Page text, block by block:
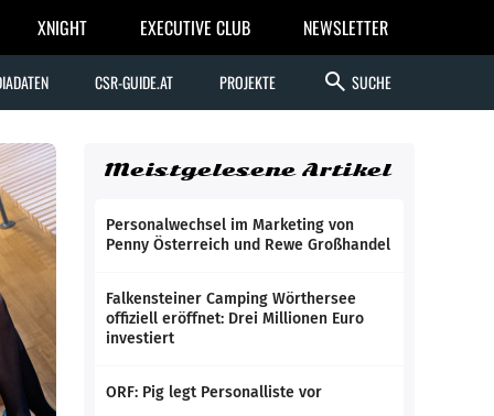
XNIGHT EXECUTIVE CLUB NEWSLETTER
CSR-GUIDE.AT PROJEKTE search SUCHE
Meistgelesene Artikel
Personalwechsel im Marketing von
Penny Österreich und Rewe Großhandel
Falkensteiner Camping Wörthersee
offiziell eröffnet: Drei Millionen Euro
investiert
ORF: Pig legt Personalliste vor